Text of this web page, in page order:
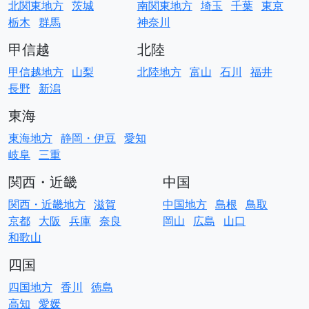
北関東地方 茨城
栃木 群馬
南関東地方 埼玉 千葉 東京
神奈川
甲信越
甲信越地方 山梨
長野
新潟
北陸
北陸地方 富山 石川 福井
東海
東海地方 静岡・伊豆 愛知
岐阜 三重
関西・近畿
関西・近畿地方 滋賀
京都 大阪 兵庫 奈良
和歌山
中国
中国地方 島根 鳥取
岡山
広島 山口
四国
四国地方 香川
徳島
高知 愛媛